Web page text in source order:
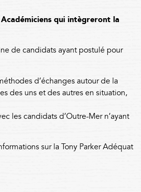
qui intègreront la
de candidats ayant postulé pour
d’échanges autour de la
des uns et des autres en situation,
les candidats d’Outre-Mer n’ayant
sur la Tony Parker Adéquat